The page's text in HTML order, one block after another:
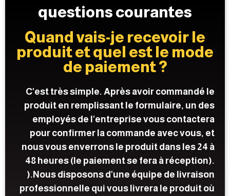
questions courantes
Quand vais-je recevoir le
produit et quel est le mode
de paiement ?
C'est très simple. Après avoir commandé le
produit en remplissant le formulaire, un des
employés de l'entreprise vous contactera
pour confirmer la commande avec vous, et
nous vous enverrons le produit dans les 24 à
48 heures (le paiement se fera à réception).
).Nous disposons d'une équipe de livraison
professionnelle qui vous livrera le produit où